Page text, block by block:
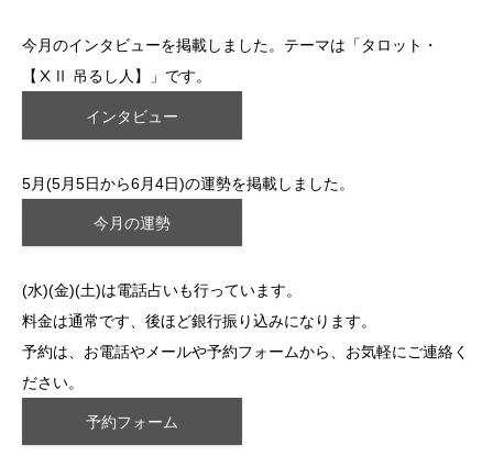
今月のインタビューを掲載しました。テーマは「タロット・
【ⅩⅡ 吊るし人】」です。
インタビュー
5月(5月5日から6月4日)の運勢を掲載しました。
今月の運勢
(水)(金)(土)は電話占いも行っています。
料金は通常です、後ほど銀行振り込みになります。
予約は、お電話やメールや予約フォームから、お気軽にご連絡く
ださい。
予約フォーム